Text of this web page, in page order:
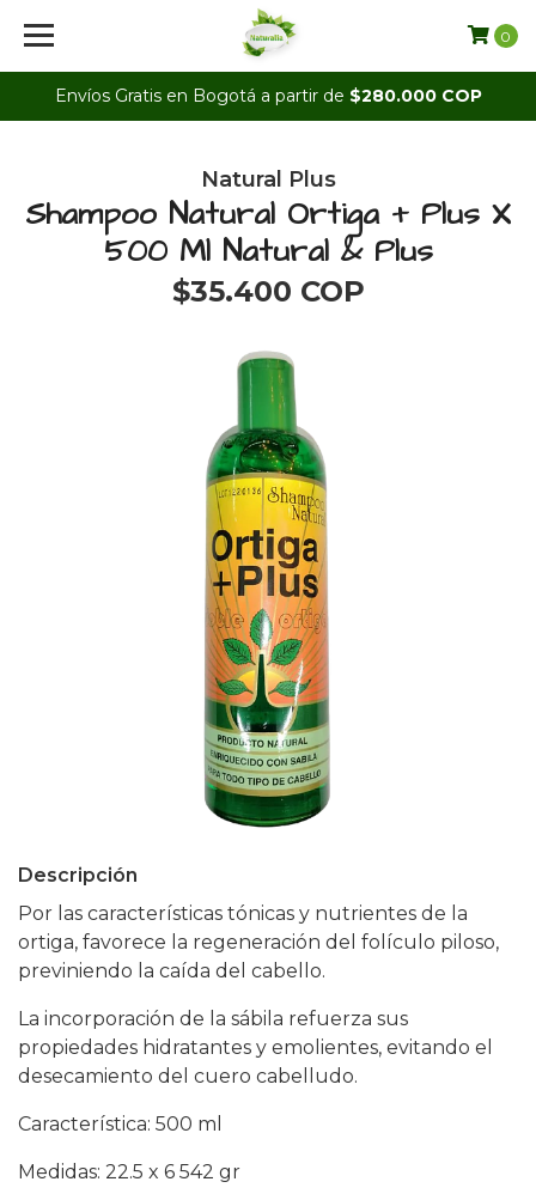
Envíos Gratis en Bogotá a partir de $280.000 COP
0
Natural Plus
Shampoo Natural Ortiga + Plus X
500 Ml Natural & Plus
$35.400 COP
Descripción
Por las características tónicas y nutrientes de la
ortiga, favorece la regeneración del folículo piloso,
previniendo la caída del cabello.
La incorporación de la sábila refuerza sus
propiedades hidratantes y emolientes, evitando el
desecamiento del cuero cabelludo.
Característica: 500 ml
Medidas: 22.5 x 6 542 gr